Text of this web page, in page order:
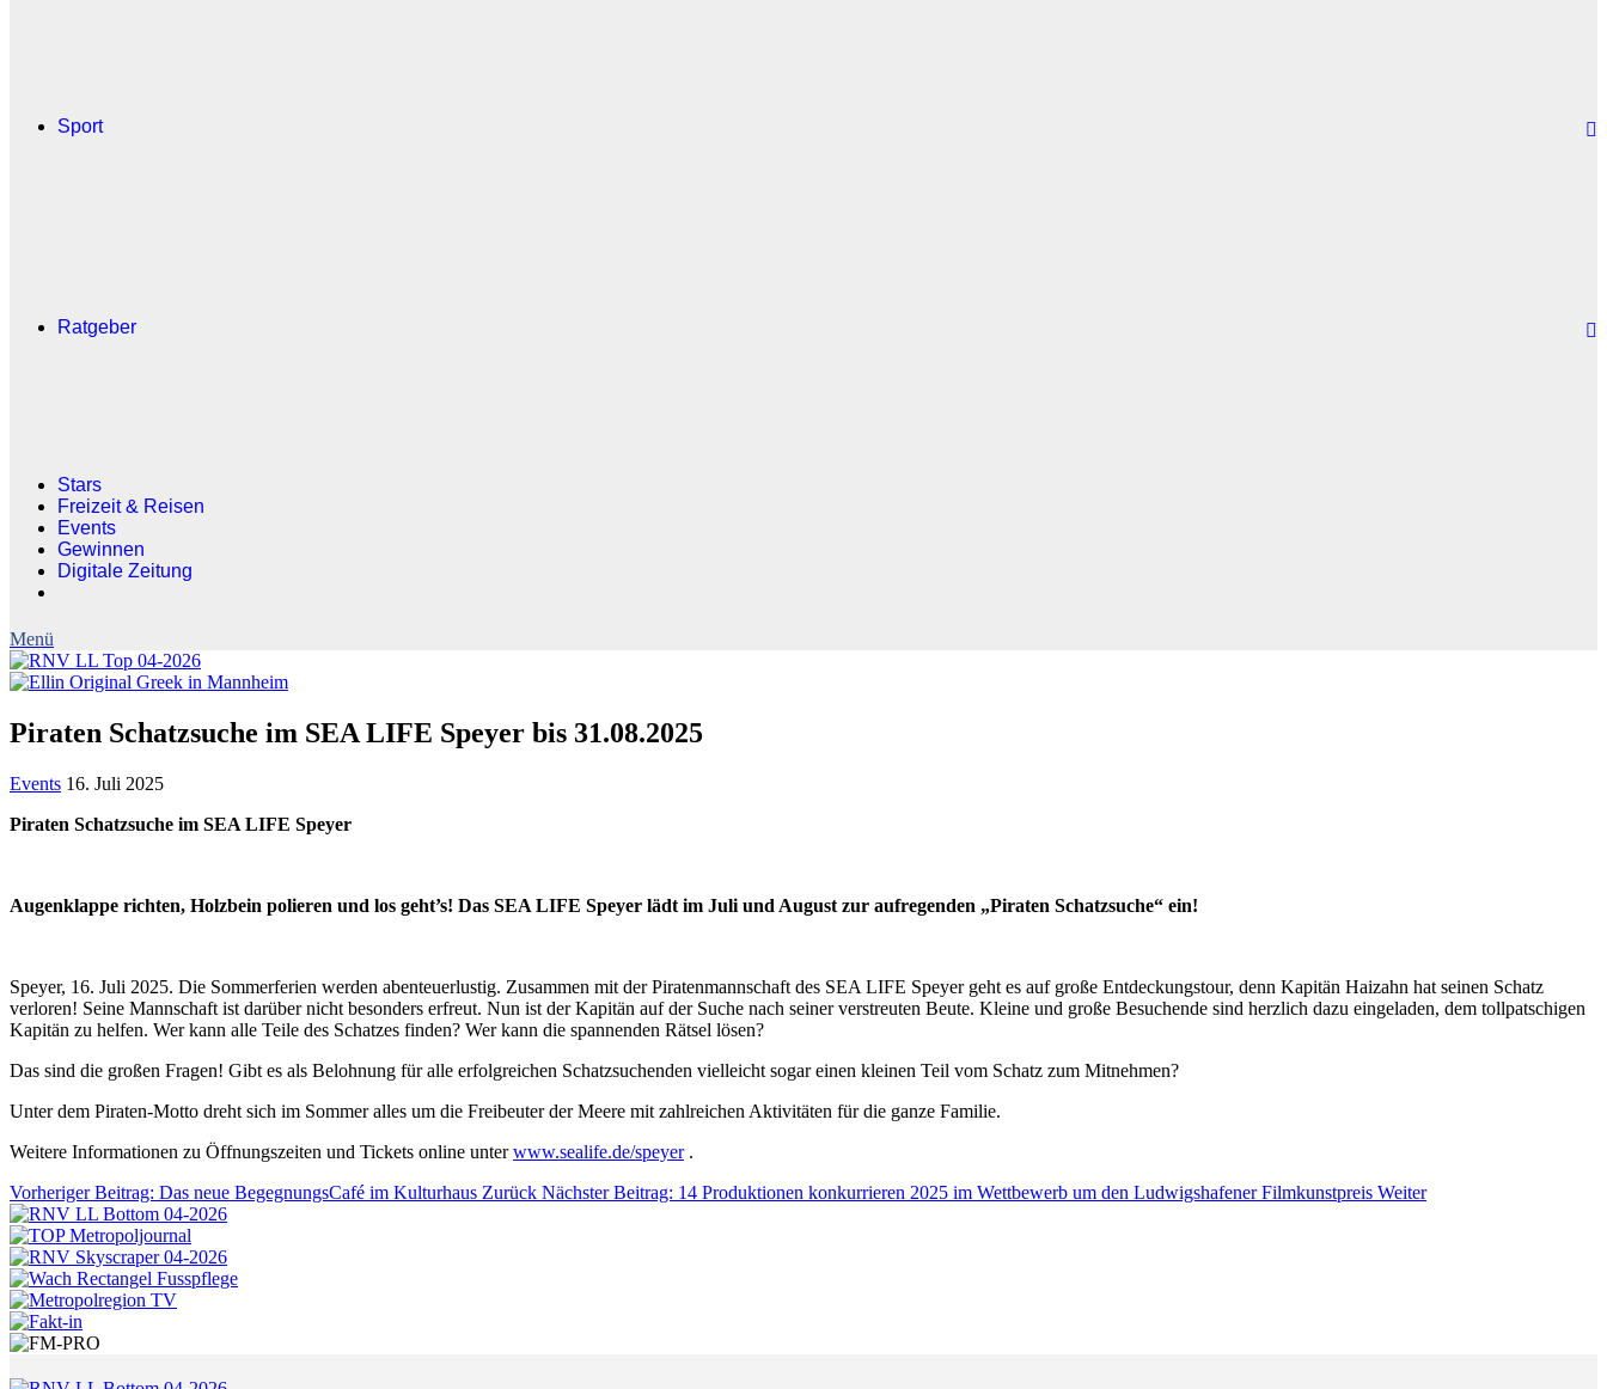
Sport
Ratgeber
Stars
Freizeit & Reisen
Events
Gewinnen
Digitale Zeitung
Piraten Schatzsuche im SEA LIFE Speyer bis 31.08.2025
Events 16. Juli 2025
Piraten Schatzsuche im SEA LIFE Speyer
Augenklappe richten, Holzbein polieren und los geht’s! Das SEA LIFE Speyer lädt im Juli und August zur aufregenden „Piraten Schatzsuche“ ein!
Speyer, 16. Juli 2025. Die Sommerferien werden abenteuerlustig. Zusammen mit der Piratenmannschaft des SEA LIFE Speyer geht es auf große Entdeckungstour, denn Kapitän Haizahn hat seinen Schatz
verloren! Seine Mannschaft ist darüber nicht besonders erfreut. Nun ist der Kapitän auf der Suche nach seiner verstreuten Beute. Kleine und große Besuchende sind herzlich dazu eingeladen, dem tollpatschigen
Kapitän zu helfen. Wer kann alle Teile des Schatzes finden? Wer kann die spannenden Rätsel lösen?
Das sind die großen Fragen! Gibt es als Belohnung für alle erfolgreichen Schatzsuchenden vielleicht sogar einen kleinen Teil vom Schatz zum Mitnehmen?
Unter dem Piraten-Motto dreht sich im Sommer alles um die Freibeuter der Meere mit zahlreichen Aktivitäten für die ganze Familie.
Weitere Informationen zu Öffnungszeiten und Tickets online unterwww.sealife.de/speyer.
Vorheriger Beitrag: Das neue BegegnungsCafé im Kulturhaus Zurück Nächster Beitrag: 14 Produktionen konkurrieren 2025 im Wettbewerb um den Ludwigshafener Filmkunstpreis Weiter